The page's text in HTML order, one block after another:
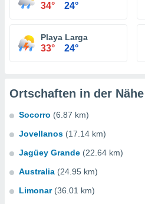
34° 24°
Playa Larga
33° 24°
Ortschaften in der Nähe
Socorro (6.87 km)
Jovellanos (17.14 km)
Jagüey Grande (22.64 km)
Australia (24.95 km)
Limonar (36.01 km)